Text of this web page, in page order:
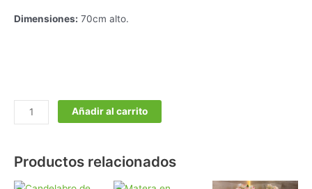
Dimensiones: 70cm alto.
Añadir al carrito
Productos relacionados
El